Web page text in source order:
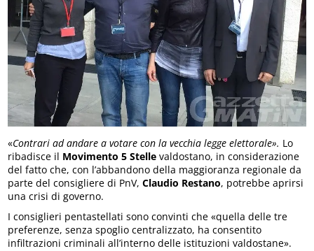
«Contrari ad andare a votare con la vecchia legge elettorale». Lo
ribadisce il Movimento 5 Stelle valdostano, in considerazione
del fatto che, con l’abbandono della maggioranza regionale da
parte del consigliere di PnV,Claudio Restano, potrebbe aprirsi
una crisi di governo.
I consiglieri pentastellati sono convinti che «quella delle tre
preferenze, senza spoglio centralizzato, ha consentito
infiltrazioni criminali all’interno delle istituzioni valdostane».